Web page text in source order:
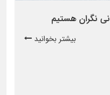
نگران هستیم
بیشتر بخوانید